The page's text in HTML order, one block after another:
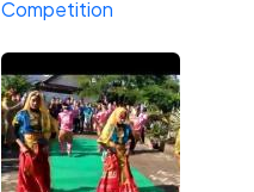
Competition